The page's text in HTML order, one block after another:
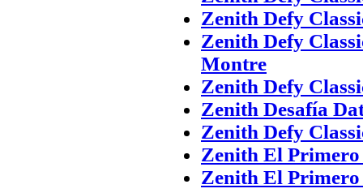
Zenith Defy
Zenith Defy
Montre
Zenith Defy
Zenith Desafía
Zenith Defy
Zenith El
Zenith El